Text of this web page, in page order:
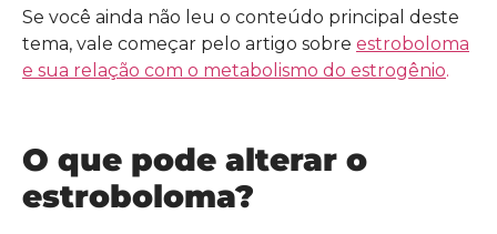
Se você ainda não leu o conteúdo principal deste
tema, vale começar pelo artigo sobre estroboloma
e sua relação com o metabolismo do estrogênio.
O que pode alterar o
estroboloma?